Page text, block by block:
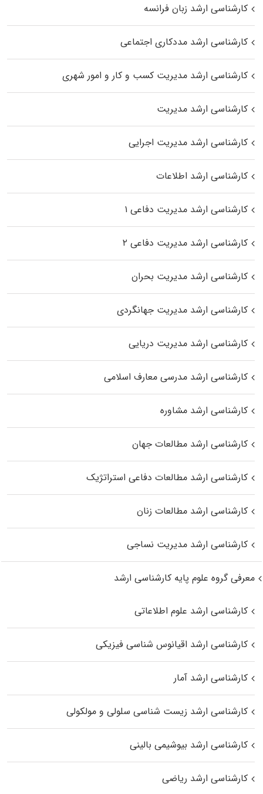
کارشناسی ارشد زبان فرانسه
کارشناسی ارشد مددکاری اجتماعی
کارشناسی ارشد مدیریت کسب و کار و امور شهری
کارشناسی ارشد مدیریت
کارشناسی ارشد مدیریت اجرایی
کارشناسی ارشد اطلاعات
کارشناسی ارشد مدیریت دفاعی ۱
کارشناسی ارشد مدیریت دفاعی ۲
کارشناسی ارشد مدیریت بحران
کارشناسی ارشد مدیریت جهانگردی
کارشناسی ارشد مدیریت دریایی
کارشناسی ارشد مدرسی معارف اسلامی
کارشناسی ارشد مشاوره
کارشناسی ارشد مطالعات جهان
کارشناسی ارشد مطالعات دفاعی استراتژیک
کارشناسی ارشد مطالعات زنان
کارشناسی ارشد مدیریت نساجی
معرفی گروه علوم پایه کارشناسی ارشد
کارشناسی ارشد علوم اطلاعاتی
کارشناسی ارشد اقیانوس‌ شناسی فیزیکی
کارشناسی ارشد آمار
کارشناسی ارشد زیست شناسی سلولی و مولکولی
کارشناسی ارشد بیوشیمی بالینی
کارشناسی ارشد ریاضی